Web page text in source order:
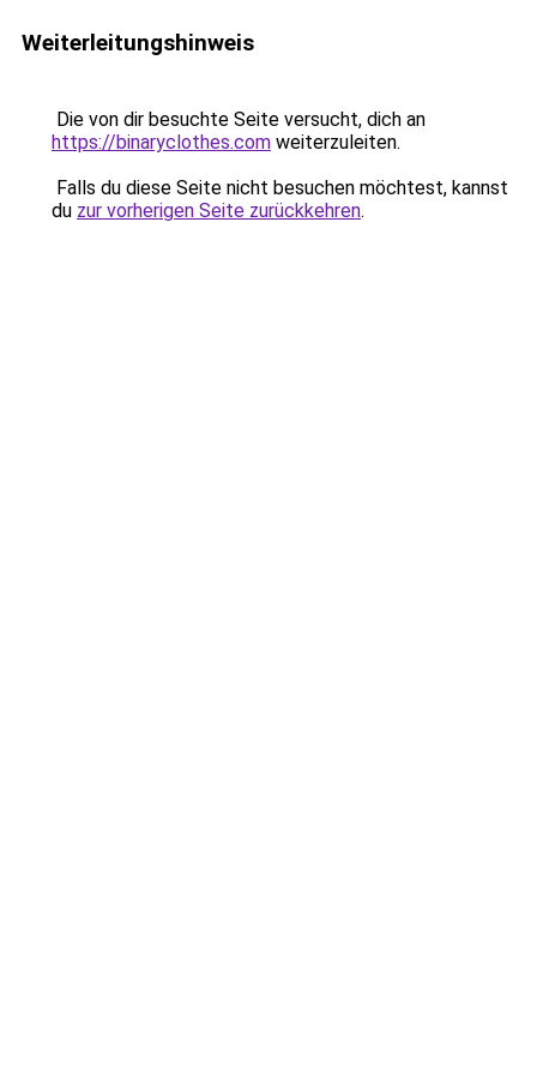
Weiterleitungshinweis
Die von dir besuchte Seite versucht, dich an
https://binaryclothes.com weiterzuleiten.
Falls du diese Seite nicht besuchen möchtest, kannst
du zur vorherigen Seite zurückkehren.